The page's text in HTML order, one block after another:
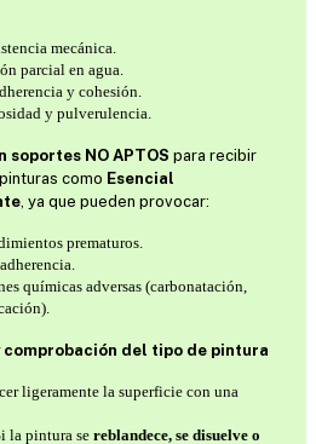
mecánica.
parcial en agua.
y cohesión.
y pulverulencia.
soportes NO APTOS para recibir
como Esencial
, ya que pueden provocar:
prematuros.
químicas adversas (carbonatación,
comprobación del tipo de pintura
ligeramente la superficie con una
la pintura sereblandece, se disuelve o